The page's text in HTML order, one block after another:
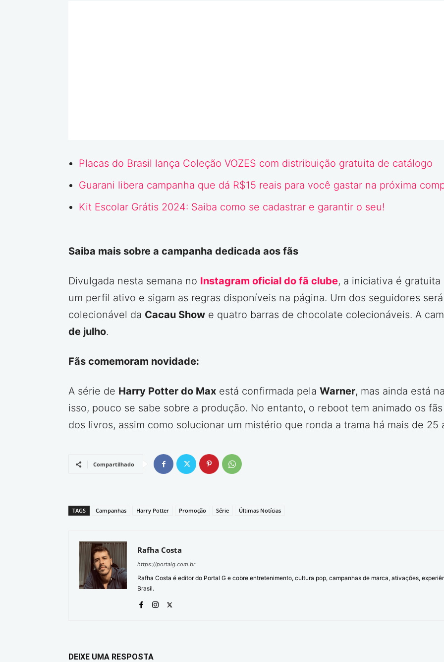
Placas do Brasil lança Coleção VOZES com distribuição gratuita de catálogo
Guarani libera campanha que dá R$15 reais para você gastar na próxima
Kit Escolar Grátis 2024: Saiba como se cadastrar e garantir o seu!
Saiba mais sobre a campanha dedicada aos fãs
Divulgada nesta semana no Instagram oficial do fã clube, a iniciativa é
um perfil ativo e sigam as regras disponíveis na página. Um dos seguidores
colecionável da Cacau Show e quatro barras de chocolate colecionáveis. A
de julho.
Fãs comemoram novidade:
A série de Harry Potter do Max está confirmada pela Warner, mas ainda está
isso, pouco se sabe sobre a produção. No entanto, o reboot tem animado os
dos livros, assim como solucionar um mistério que ronda a trama há mais de 25
Compartilhado
TAGS Campanhas Harry Potter Promoção Série Últimas Notícias
Rafha Costa
https://portalg.com.br
Rafha Costa é editor do Portal G e cobre entretenimento, cultura pop, campanhas de marca, ativações,
Brasil.
DEIXE UMA RESPOSTA